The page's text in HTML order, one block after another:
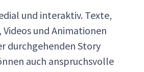
und interaktiv. Texte,
Videos und Animationen
durchgehenden Story
auch anspruchsvolle